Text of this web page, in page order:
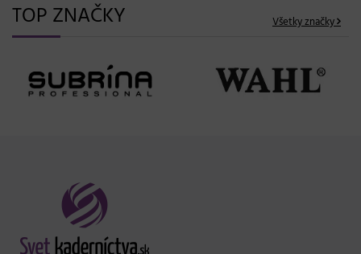
TOP ZNAČKY Všetky značky